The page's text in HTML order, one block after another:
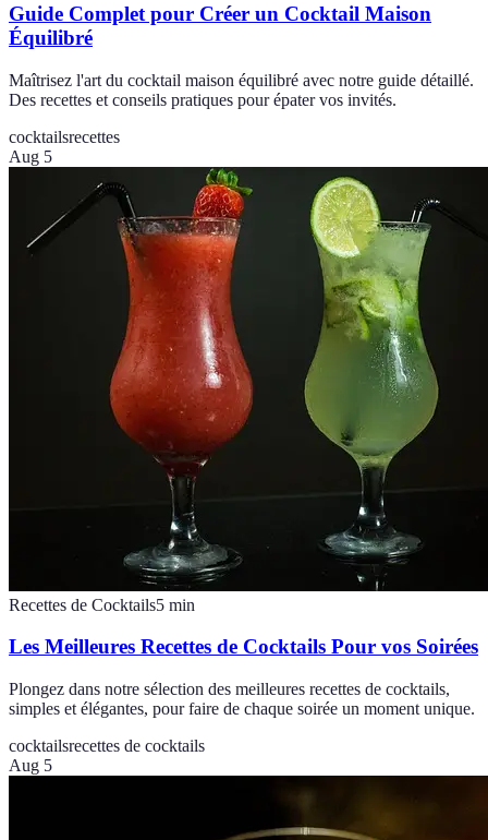
Guide Complet pour Créer un Cocktail Maison
Équilibré
Maîtrisez l'art du cocktail maison équilibré avec notre guide détaillé.
Des recettes et conseils pratiques pour épater vos invités.
cocktailsrecettes
Aug 5
Recettes de Cocktails5 min
Les Meilleures Recettes de Cocktails Pour vos Soirées
Plongez dans notre sélection des meilleures recettes de cocktails,
simples et élégantes, pour faire de chaque soirée un moment unique.
cocktailsrecettes de cocktails
Aug 5